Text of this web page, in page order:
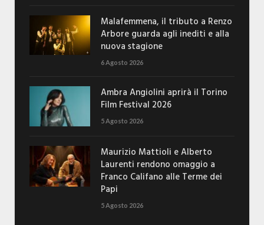
Malafemmena, il tributo a Renzo
Arbore guarda agli inediti e alla
nuova stagione
6 Agosto 2026
Ambra Angiolini aprirà il Torino
Film Festival 2026
5 Agosto 2026
Maurizio Mattioli e Alberto
Laurenti rendono omaggio a
Franco Califano alle Terme dei
Papi
5 Agosto 2026